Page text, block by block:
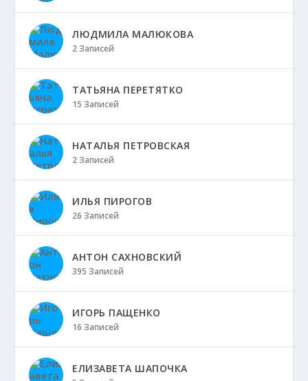
ЛЮДМИЛА МАЛЮКОВА
2 Записей
ТАТЬЯНА ПЕРЕТЯТКО
15 Записей
НАТАЛЬЯ ПЕТРОВСКАЯ
2 Записей
ИЛЬЯ ПИРОГОВ
26 Записей
АНТОН САХНОВСКИЙ
395 Записей
ИГОРЬ ПАЩЕНКО
16 Записей
ЕЛИЗАВЕТА ШАПОЧКА